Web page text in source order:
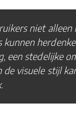
niet
kunnen
een stedelijke
de visuele stijl